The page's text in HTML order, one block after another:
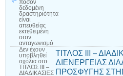
πόσον
δεδομένη
δραστηριότητα
είναι
απευθείας
εκτεθειμένη
στον
ανταγωνισμό
Δεν έχουν
υποβληθεί
σχόλια στο
ΤΙΤΛΟΣ ΙΙΙ –
ΔΙΑΔΙΚΑΣΙΕΣ
ΤΙΤΛΟΣ ΙΙΙ –
ΔΙΕΝΕΡΓΕΙΑΣ
ΠΡΟΣΦΥΓΗΣ ΣΤΗΝ